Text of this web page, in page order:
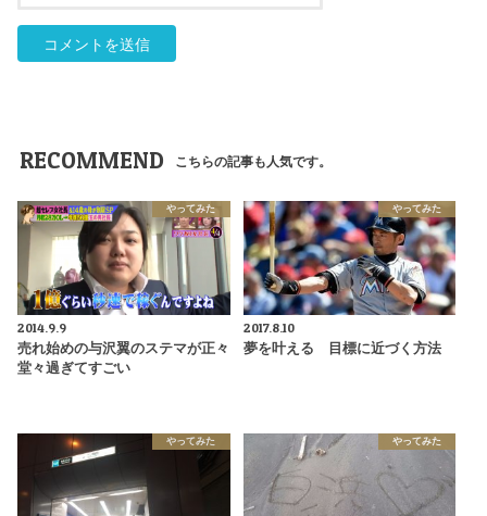
RECOMMEND こちらの記事も人気です。
やってみた
2014.9.9
売れ始めの与沢翼のステマが正々
堂々過ぎてすごい
やってみた
2017.8.10
夢を叶える 目標に近づく方法
やってみた やってみた